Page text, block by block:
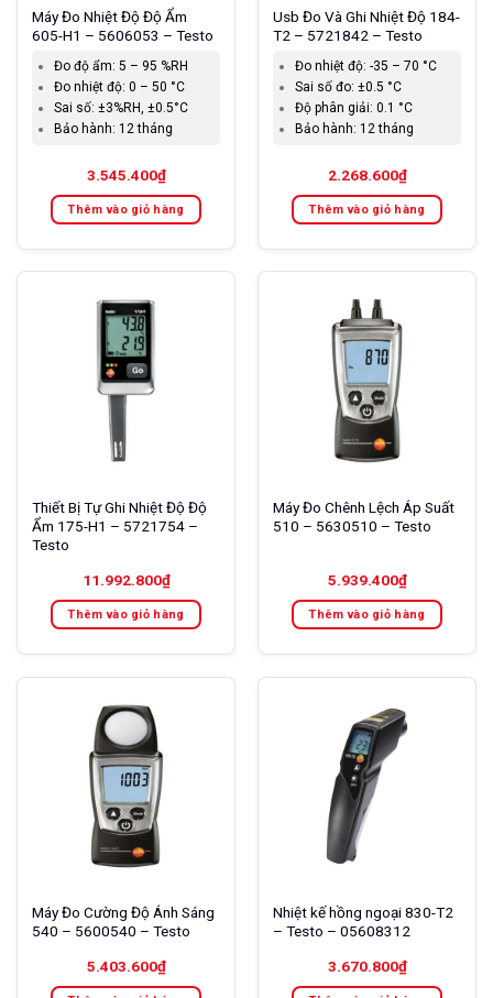
Máy Đo Nhiệt Độ Độ Ẩm
605-H1 – 5606053 – Testo
Đo độ ẩm: 5 – 95 %RH
Đo nhiệt độ: 0 – 50 °C
Sai số: ±3%RH, ±0.5°C
Bảo hành: 12 tháng
3.545.400₫
Thêm vào giỏ hàng
Usb Đo Và Ghi Nhiệt Độ 184-
T2 – 5721842 – Testo
Đo nhiệt độ: -35 – 70 °C
Sai số đo: ±0.5 °C
Độ phân giải: 0.1 °C
Bảo hành: 12 tháng
2.268.600₫
Thêm vào giỏ hàng
Thiết Bị Tự Ghi Nhiệt Độ Độ
Ẩm 175-H1 – 5721754 –
Testo
11.992.800₫
Thêm vào giỏ hàng
Máy Đo Chênh Lệch Áp Suất
510 – 5630510 – Testo
5.939.400₫
Thêm vào giỏ hàng
Máy Đo Cường Độ Ánh Sáng
540 – 5600540 – Testo
5.403.600₫
Nhiệt kế hồng ngoại 830-T2
– Testo – 05608312
3.670.800₫